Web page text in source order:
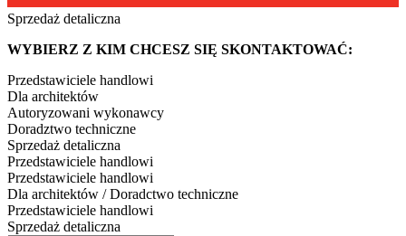
Sprzedaż detaliczna
WYBIERZ Z KIM CHCESZ SIĘ SKONTAKTOWAĆ:
Przedstawiciele handlowi
Dla architektów
Autoryzowani wykonawcy
Doradztwo techniczne
Sprzedaż detaliczna
Przedstawiciele handlowi
Przedstawiciele handlowi
Dla architektów / Doradctwo techniczne
Przedstawiciele handlowi
Sprzedaż detaliczna